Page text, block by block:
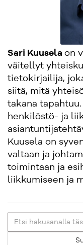
Sari Kuusela on
väitellyt
tietokirjailija,
siitä, mitä
takana
henkilöstö- ja
Kuusela on
valtaan ja
toimintaan ja
liikkumiseen ja